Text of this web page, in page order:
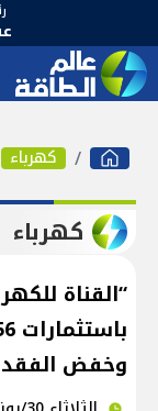
كهرباء
كهرباء
وخفض الفقد